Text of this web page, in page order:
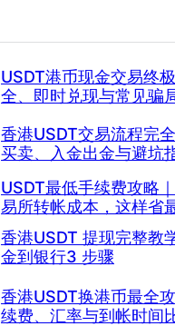
USDT港币现金交易终
全、即时兑现与常见骗
香港USDT交易流程完
买卖、入金出金与避坑
USDT最低手续费攻略
易所转帐成本，这样省
香港USDT 提现完整教
金到银行3 步骤
香港USDT换港币最全
续费、汇率与到帐时间